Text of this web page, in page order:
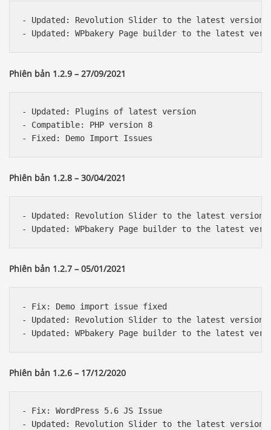
- Updated: Revolution Slider to the latest
Phiên bản 1.2.9 – 27/09/2021
- Updated: Plugins of latest version
- Compatible: PHP version 8
Phiên bản 1.2.8 – 30/04/2021
- Updated: Revolution Slider to the latest version
Phiên bản 1.2.7 – 05/01/2021
- Fix: Demo import issue fixed
- Updated: Revolution Slider to the latest version
Phiên bản 1.2.6 – 17/12/2020
- Fix: WordPress 5.6 JS Issue
- Updated: Revolution Slider to the latest version